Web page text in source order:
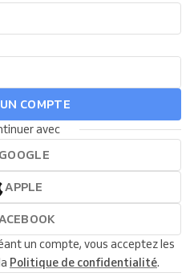
COMPTE
avec
GOOGLE
APPLE
un compte, vous acceptez les
Politique de confidentialité.